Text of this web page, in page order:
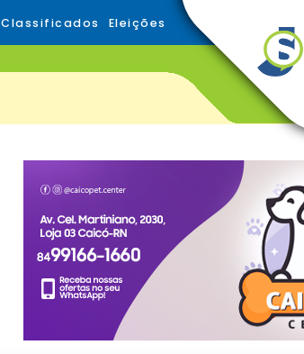
Classificados Eleições